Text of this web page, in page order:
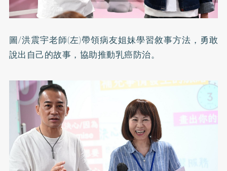
圖/洪震宇老師(左)帶領病友姐妹學習敘事方法，勇敢
說出自己的故事，協助推動乳癌防治。